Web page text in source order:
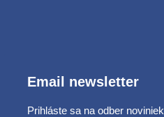
Email newsletter
Prihláste sa na odber noviniek